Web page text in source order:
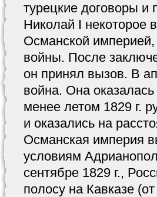
турецкие договоры и
Николай I некоторое
Османской
войны. После
он принял вызов. В
война. Она
менее летом 1829 г.
и оказались на
Османская империя
условиям
сентябре 1829 г.,
полосу на Кавказе